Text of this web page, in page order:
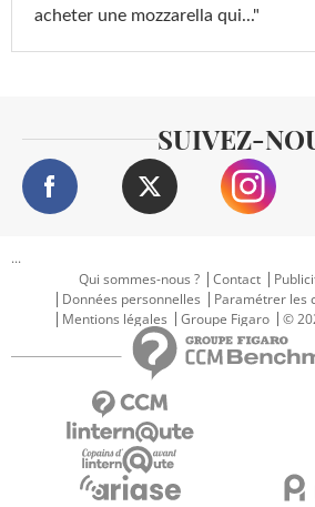
acheter une mozzarella qui..."
SUIVEZ-
...
Qui sommes-nous ?
Contact
Données personnelles
Paramétrer les
Mentions légales
Groupe Figaro ©